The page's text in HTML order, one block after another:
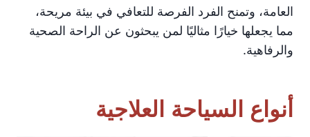
العامة، وتمنح الفرد الفرصة للتعافي في بيئة مريحة،
مما يجعلها خيارًا مثاليًا لمن يبحثون عن الراحة الصحية
والرفاهية.
أنواع السياحة العلاجية